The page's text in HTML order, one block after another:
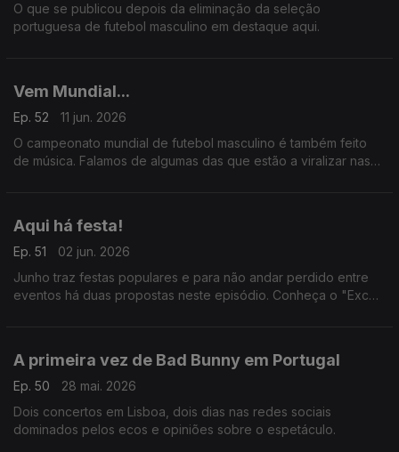
O que se publicou depois da eliminação da seleção
portuguesa de futebol masculino em destaque aqui.
Vem Mundial...
Ep. 52
11 jun. 2026
O campeonato mundial de futebol masculino é também feito
de música. Falamos de algumas das que estão a viralizar nas
Aqui há festa!
Ep. 51
02 jun. 2026
Junho traz festas populares e para não andar perdido entre
eventos há duas propostas neste episódio. Conheça o "Excel
A primeira vez de Bad Bunny em Portugal
Ep. 50
28 mai. 2026
Dois concertos em Lisboa, dois dias nas redes sociais
dominados pelos ecos e opiniões sobre o espetáculo.